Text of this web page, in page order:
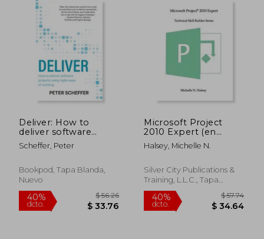
45%
dcto.
40%
dcto.
Deliver: How to
deliver software
projects using Agile
ways of working (en
Scheffer, Peter
Bookpod, Tapa Blanda,
Nuevo
Microsoft Project
2010 Expert (en
Inglés)
Halsey, Michelle N.
Silver City Publications &
Training, L.L.C., Tapa
Blanda, Nuevo